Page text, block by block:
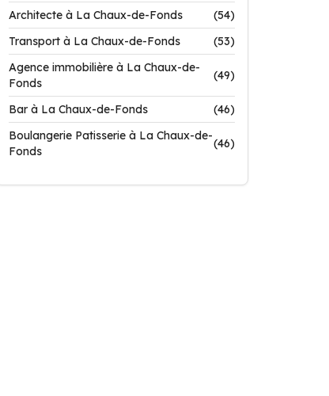
Architecte à La Chaux-de-Fonds
(54)
Transport à La Chaux-de-Fonds
(53)
Agence immobilière à La Chaux-de-
Fonds
(49)
Bar à La Chaux-de-Fonds
(46)
Boulangerie Patisserie à La Chaux-de-
Fonds
(46)